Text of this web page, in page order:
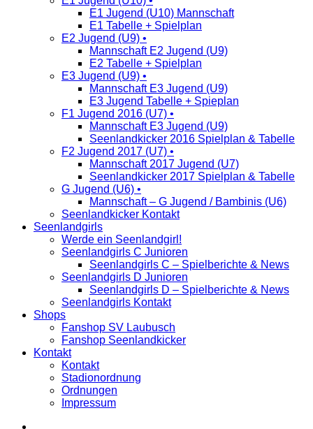
E1 Jugend (U10) Mannschaft
E1 Tabelle + Spielplan
E2 Jugend (U9) •
Mannschaft E2 Jugend (U9)
E2 Tabelle + Spielplan
E3 Jugend (U9) •
Mannschaft E3 Jugend (U9)
E3 Jugend Tabelle + Spieplan
F1 Jugend 2016 (U7) •
Mannschaft E3 Jugend (U9)
Seenlandkicker 2016 Spielplan & Tabelle
F2 Jugend 2017 (U7) •
Mannschaft 2017 Jugend (U7)
Seenlandkicker 2017 Spielplan & Tabelle
G Jugend (U6) •
Mannschaft – G Jugend / Bambinis (U6)
Seenlandkicker Kontakt
Seenlandgirls
Werde ein Seenlandgirl!
Seenlandgirls C Junioren
Seenlandgirls C – Spielberichte & News
Seenlandgirls D Junioren
Seenlandgirls D – Spielberichte & News
Seenlandgirls Kontakt
Shops
Fanshop SV Laubusch
Fanshop Seenlandkicker
Kontakt
Kontakt
Stadionordnung
Ordnungen
Impressum